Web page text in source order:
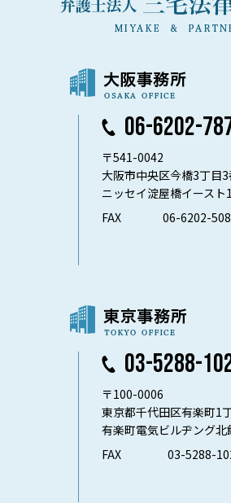
06-6202-
〒541-0042
大阪市中央区今橋3丁目
ニッセイ淀屋橋イースト
FAX
06-6202-
03-5288-
〒100-0006
東京都千代田区有楽町1
有楽町電気ビルヂング北
FAX
03-5288-